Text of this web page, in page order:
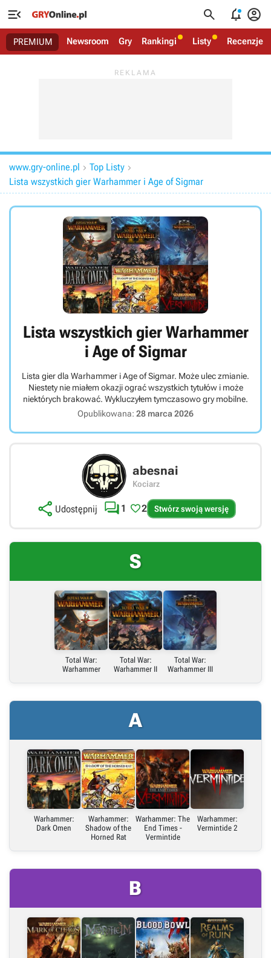
   
PREMIUM Newsroom Gry Rankingi Listy Recenzje
www.gry-online.pl  Top Listy 
Lista wszystkich gier Warhammer i Age of Sigmar
Lista wszystkich gier Warhammer
i Age of Sigmar
Lista gier dla Warhammer i Age of Sigmar. Może ulec zmianie.
Niestety nie miałem okazji ograć wszystkich tytułów i może
niektórych brakować. Wykluczyłem tymczasowo gry mobilne.
Opublikowana: 28 marca 2026
abesnai
Kociarz
 Udostępnij
Link bezpośredni
Embed (iframe)
X (Twitter)
Link do grafiki poziomej
Link do grafiki pionowej
 1 2 Stwórz swoją wersję
S
Total War:
Warhammer
Total War:
Warhammer II
Total War:
Warhammer III
A
Warhammer:
Dark Omen
Warhammer:
Shadow of the
Horned Rat
Warhammer: The
End Times -
Vermintide
Warhammer:
Vermintide 2
B